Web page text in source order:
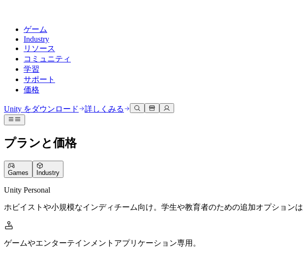
ゲーム
Industry
リソース
コミュニティ
学習
サポート
価格
Unityエンジン
任意のプラットフォーム向けに2Dおよび3Dゲームを構築
チームでの共同作業と迅速なイテレーション
Unity をダウンロード
デプロイ
Unity がサポートする 25 以上のプラットフォームを見る
3Dコラボレーション
リアルタイムで3Dプロジェクトを構築およびレビューする
没入型環境でのトレーニング
顧客体験
業界
運用の卓越性を達成する
ドキュメント
公式ユーザーマニュアルとAPIリファレンス
開発者ツール
リリースバージョンと問題追跡
今後の機能をレビューする
用語集
技術用語のライブラリ
ディスカッション
議論、問題解決、つながる
イベント
グローバルおよびローカルイベント
コミュニティストーリー
Made with Unity
ライブストリーム
開発者、クリエイター、インサイダーに参加する
Unity Learn
Unityトレーナーでチームをレベルアップ
Unity初心者向け
学習を開始しましょう
Unityエッセンシャルパスウェイ
Unity は初めてですか？旅を始めましょう
ヘルプを得る
Unityで成功するためのサポート
専門的なサポートで目標を早く達成する
FAQ
お問い合わせ
私たちのチームに連絡する
Unity をダウンロード 詳しくみる
プランと価格
Games Industry
Unity Personal
ホビイストや小規模なインディチーム向け。学生や教育者のための追加オプションは
ゲームやエンターテインメントアプリケーション専用。